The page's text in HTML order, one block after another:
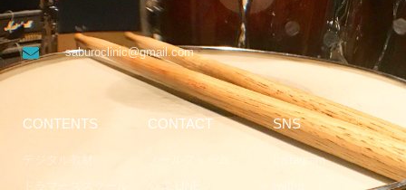
saburoclinic@gmail.com
CONTENTS
デジタル教材
CONTACT
メールフォーム
SNS
Instagram